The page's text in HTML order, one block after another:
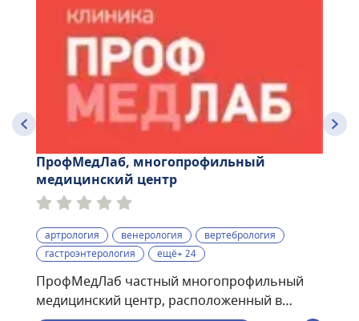
ПрофМедЛаб, многопрофильный
медицинский центр
артрология венерология
вертебрология
гастроэнтерология
ещё+ 24
ПрофМедЛаб частный многопрофильный
медицинский центр, расположенный в